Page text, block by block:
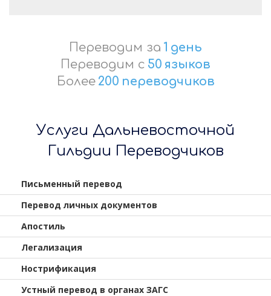
Переводим за 1 день
Переводим с 50 языков
Более 200 переводчиков
Услуги Дальневосточной
Гильдии Переводчиков
Письменный перевод
Перевод личных документов
Апостиль
Легализация
Нострификация
Устный перевод в органах ЗАГС